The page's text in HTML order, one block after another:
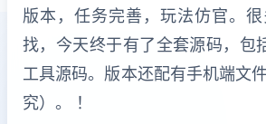
版本，任务完善，玩法仿官。
找，今天终于有了全套源码，包
工具源码。版本还配有手机端文
究）。 ！